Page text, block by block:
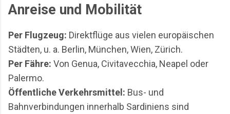
Anreise und Mobilität
Per Flugzeug: Direktflüge aus vielen europäischen
Städten, u. a. Berlin, München, Wien, Zürich.
Per Fähre: Von Genua, Civitavecchia, Neapel oder
Palermo.
Öffentliche Verkehrsmittel: Bus- und
Bahnverbindungen innerhalb Sardiniens sind